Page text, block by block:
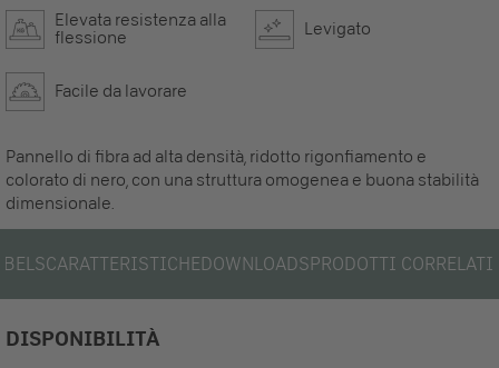
Elevata resistenza alla
flessione
Levigato
Facile da lavorare
Pannello di fibra ad alta densità, ridotto rigonfiamento e
colorato di nero, con una struttura omogenea e buona stabilità
dimensionale.
CARATTERISTICHEDOWNLOADSPRODOTTI CORRELATI
DISPONIBILITÀ